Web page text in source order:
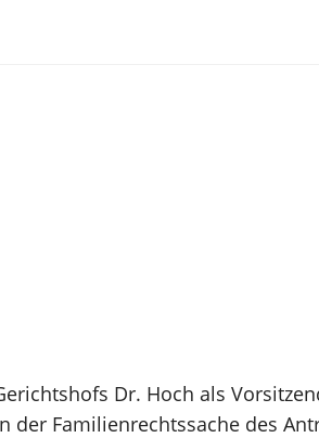
Dr. Hoch als
Familienrechtssache des